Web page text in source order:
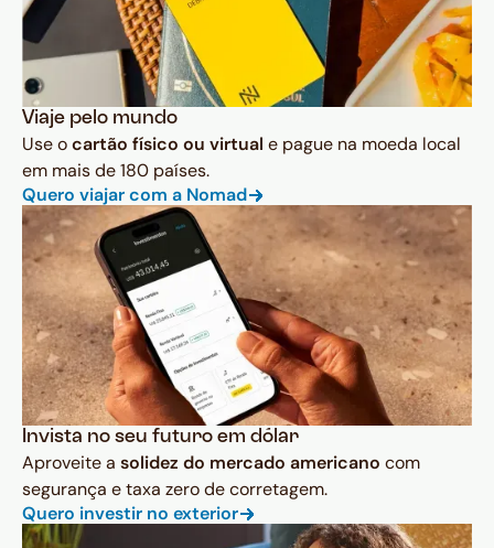
Viaje pelo mundo
Use ocartão físico ou virtual e pague na moeda local
em mais de 180 países.
Quero viajar com a Nomad
Invista no seu futuro em dólar
Aproveite a solidez do mercado americano com
segurança e taxa zero de corretagem.
Quero investir no exterior